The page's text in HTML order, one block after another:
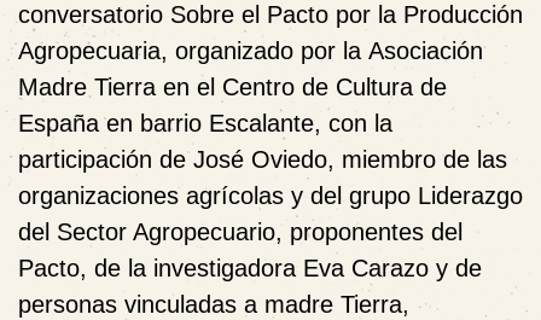
conversatorio Sobre el Pacto por la Producción
Agropecuaria, organizado por la Asociación
Madre Tierra en el Centro de Cultura de
España en barrio Escalante, con la
participación de José Oviedo, miembro de las
organizaciones agrícolas y del grupo Liderazgo
del Sector Agropecuario, proponentes del
Pacto, de la investigadora Eva Carazo y de
personas vinculadas a madre Tierra,